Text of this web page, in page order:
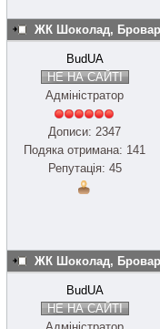
ЖК Шоколад,
BudUA
НЕ НА САЙТІ
Адміністратор
Дописи: 2347
Подяка отримана: 141
Репутація: 45
ЖК Шоколад,
BudUA
НЕ НА САЙТІ